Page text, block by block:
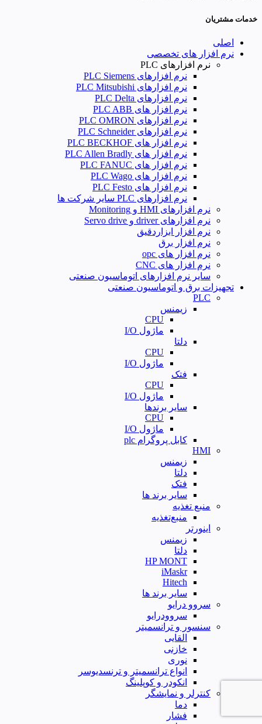
خدمات مشتریان
اصلی
نرم افزار های تخصصی
نرم افزارهای PLC
نرم افزارهای PLC Siemens
نرم افزارهای PLC Mitsubishi
نرم‌ افزارهای PLC Delta
نرم افزار های PLC ABB
نرم افزارهای PLC OMRON
نرم افزارهای PLC Schneider
نرم افزار های PLC BECKHOF
نرم افزار های PLC Allen Bradly
نرم افزار های PLC FANUC
نرم افزار های PLC Wago
نرم افزار های PLC Festo
نرم افزارهای PLC سایر شرکت ها
نرم افزارهای HMI و Monitoring
نرم افزارهای driver و Servo drive
نرم افزار ابزاردقیق
نرم افزار برق
نرم افزار های opc
نرم افزار های CNC
سایر نرم افزارهای اتوماسیون صنعتی
تجهیزات برق و اتوماسیون صنعتی
PLC
زیمنس
CPU
ماژول I/O
دلتا
CPU
ماژول I/O
فتک
CPU
ماژول I/O
سایر برندها
CPU
ماژول I/O
کابل پروگرام plc
HMI
زیمنس
دلتا
فتک
سایر برند ها
منبع تغذیه
منبع‌تغذیه
اینورتر
زیمنس
دلتا
HP MONT
iMaskr
Hitech
سایر برند ها
سروو درایو
سروودرایو
سنسور و ترانسمیتر
القایی
خازنی
نوری
انواع ترانسمیتر و ترنسدیوسر
انکودر و کوپلینگ
کنترلر و نمایشگر
دما
فشار